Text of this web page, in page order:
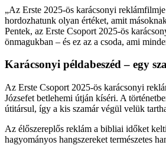
„Az Erste 2025-ös karácsonyi
hordozhatunk olyan értéket, amit
Pentek, az Erste Csoport 2025-ös
önmagukban – és ez az a csoda, ami
Karácsonyi példabeszéd– egy
Az Erste Csoport 2025-ös karácsonyi
Józsefet betlehemi útján kíséri. A
útitársul, így a kis szamár végül velük
Az élőszereplős reklám a bibliai időket kelti
hagyományos hangszereket természetes